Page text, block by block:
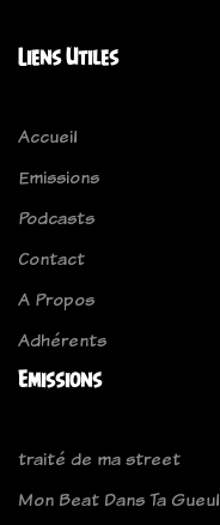
Liens Utiles
Accueil
Emissions
Podcasts
Contact
A Propos
Adhérents
Emissions
traité de ma street
Mon Beat Dans Ta